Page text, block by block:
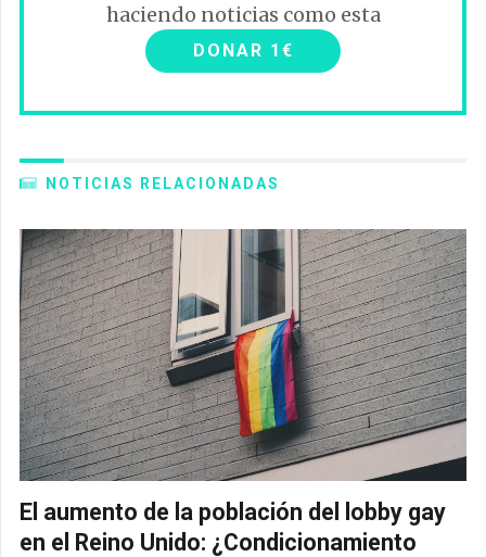
haciendo noticias como esta
DONAR 1€
NOTICIAS RELACIONADAS
El aumento de la población del lobby gay
en el Reino Unido: ¿Condicionamiento